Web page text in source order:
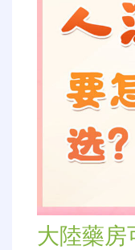
大陸藥